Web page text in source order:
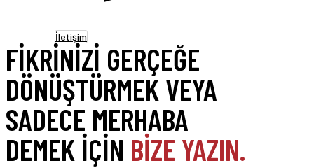
İletişim
FİKRİNİZİ GERÇEĞE
DÖNÜŞTÜRMEK VEYA
SADECE MERHABA
DEMEK İÇİN BİZE YAZIN.